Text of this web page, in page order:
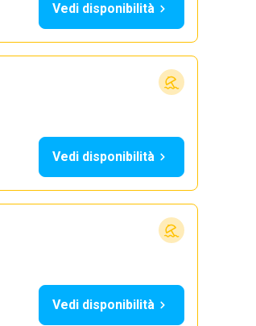
Vedi disponibilità
Vedi disponibilità
Vedi disponibilità